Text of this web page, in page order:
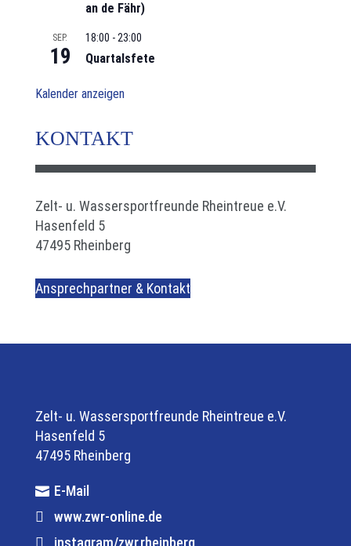
an de Fähr)
SEP.
19
18:00 - 23:00
Quartalsfete
Kalender anzeigen
KONTAKT
Zelt- u. Wassersportfreunde Rheintreue e.V.
Hasenfeld 5
47495 Rheinberg
Ansprechpartner & Kontakt
Zelt- u. Wassersportfreunde Rheintreue e.V.
Hasenfeld 5
47495 Rheinberg
E-Mail
www.zwr-online.de
instagram/zwr.rheinberg